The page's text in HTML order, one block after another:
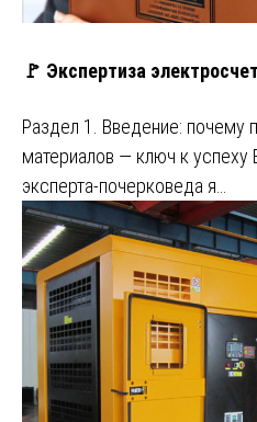
🚩 Экспертиза
Раздел 1. Введение: почему
материалов — ключ к успеху
эксперта-почерковеда я…